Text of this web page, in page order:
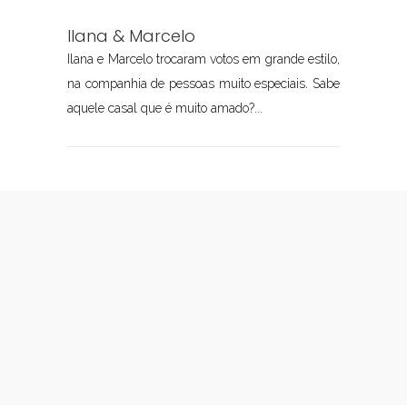
Ilana & Marcelo
Ilana e Marcelo trocaram votos em grande estilo,
na companhia de pessoas muito especiais. Sabe
aquele casal que é muito amado?...